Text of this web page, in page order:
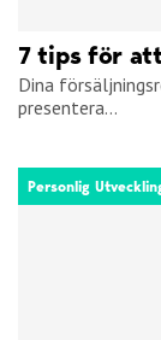
7 tips för
Dina
presentera...
Personlig